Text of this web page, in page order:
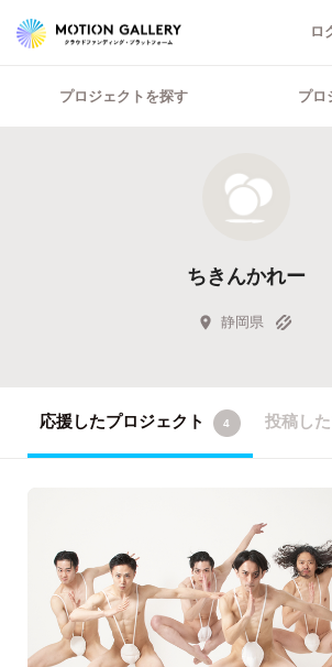
ロ
プロジェクトを探す プロ
ちきんかれー
静岡県
応援したプロジェクト 4 投稿し